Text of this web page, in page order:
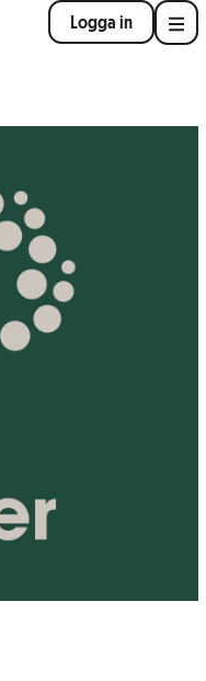
Logga in